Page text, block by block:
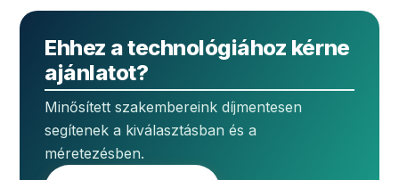
Ehhez a technológiához kérne
ajánlatot?
Minősített szakembereink díjmentesen
segítenek a kiválasztásban és a
méretezésben.